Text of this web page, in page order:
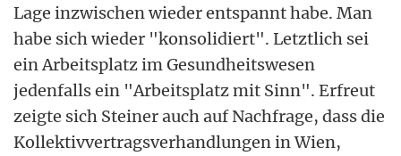
Lage inzwischen wieder entspannt habe. Man
habe sich wieder "konsolidiert". Letztlich sei
ein Arbeitsplatz im Gesundheitswesen
jedenfalls ein "Arbeitsplatz mit Sinn". Erfreut
zeigte sich Steiner auch auf Nachfrage, dass die
Kollektivvertragsverhandlungen in Wien,